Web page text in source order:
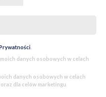
.
danych osobowych w celach
danych osobowych w celach
dla celów marketingu